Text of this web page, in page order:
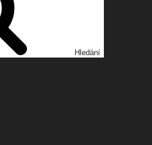
Hledání